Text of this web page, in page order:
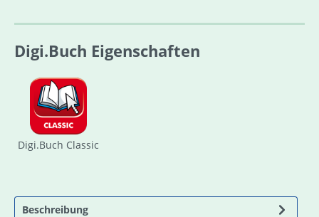
Digi.Buch Eigenschaften
Digi.Buch Classic
Beschreibung